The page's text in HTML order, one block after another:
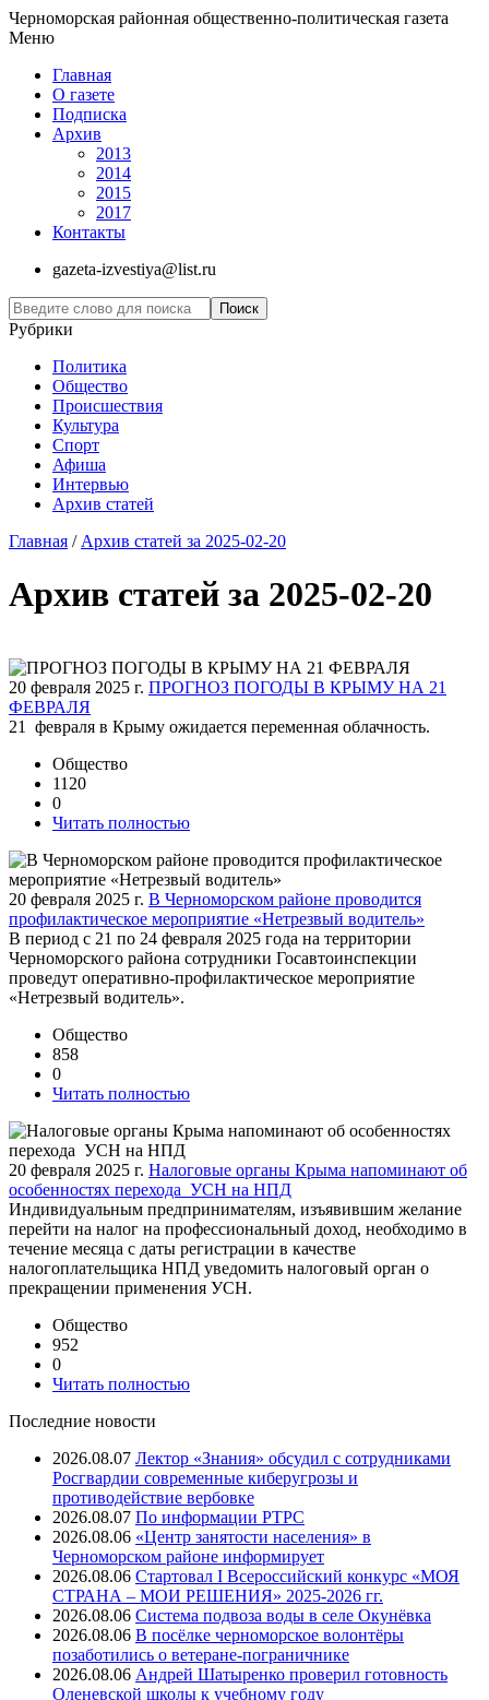
Черноморская районная общественно-политическая газета
Меню
Главная
О газете
Подписка
Архив
2013
2014
2015
2017
Контакты
gazeta-izvestiya@list.ru
Рубрики
Политика
Общество
Проиcшествия
Культура
Спорт
Афиша
Интервью
Архив статей
Главная / Архив статей за 2025-02-20
Архив статей за 2025-02-20
20 февраля 2025 г. ПРОГНОЗ ПОГОДЫ В КРЫМУ НА 21
ФЕВРАЛЯ
21 февраля в Крыму ожидается переменная облачность.
Общество
1120
0
Читать полностью
20 февраля 2025 г. В Черноморском районе проводится
профилактическое мероприятие «Нетрезвый водитель»
В период с 21 по 24 февраля 2025 года на территории
Черноморского района сотрудники Госавтоинспекции
проведут оперативно-профилактическое мероприятие
«Нетрезвый водитель».
Общество
858
0
Читать полностью
20 февраля 2025 г. Налоговые органы Крыма напоминают об
особенностях перехода УСН на НПД
Индивидуальным предпринимателям, изъявившим желание
перейти на налог на профессиональный доход, необходимо в
течение месяца с даты регистрации в качестве
налогоплательщика НПД уведомить налоговый орган о
прекращении применения УСН.
Общество
952
0
Читать полностью
Последние новости
2026.08.07 Лектор «Знания» обсудил с сотрудниками
Росгвардии современные киберугрозы и
противодействие вербовке
2026.08.07 ⁠По информации РТРС
2026.08.06 «Центр занятости населения» в
Черноморском районе информирует
2026.08.06 Стартовал I Всероссийский конкурс «МОЯ
СТРАНА – МОИ РЕШЕНИЯ» 2025-2026 гг.
2026.08.06 Система подвоза воды в селе Окунёвка
2026.08.06 В посёлке черноморское волонтёры
позаботились о ветеране-пограничнике
2026.08.06 Андрей Шатыренко проверил готовность
Оленевской школы к учебному году